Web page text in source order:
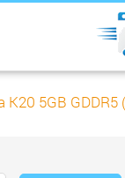
K20 5GB GDDR5